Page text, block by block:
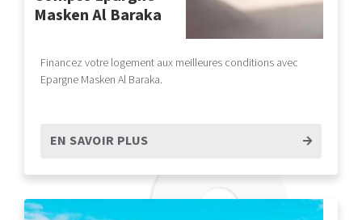
Masken Al Baraka
Financez votre logement aux meilleures conditions avec
Epargne Masken Al Baraka.
EN SAVOIR PLUS